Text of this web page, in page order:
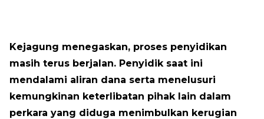
Kejagung menegaskan, proses penyidikan
masih terus berjalan. Penyidik saat ini
mendalami aliran dana serta menelusuri
kemungkinan keterlibatan pihak lain dalam
perkara yang diduga menimbulkan kerugian